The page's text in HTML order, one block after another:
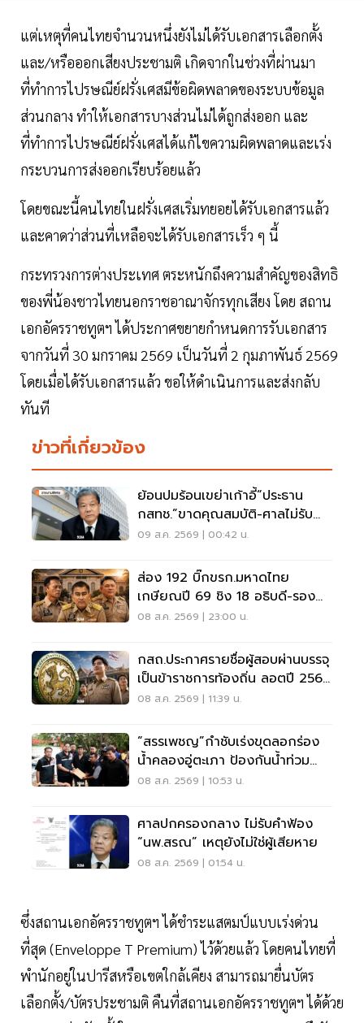
แต่เหตุที่คนไทยจำนวนหนึ่งยังไม่ได้รับเอกสารเลือกตั้ง
และ/หรือออกเสียงประชามติ เกิดจากในช่วงที่ผ่านมา
ที่ทำการไปรษณีย์ฝรั่งเศสมีข้อผิดพลาดของระบบข้อมูล
ส่วนกลาง ทำให้เอกสารบางส่วนไม่ได้ถูกส่งออก และ
ที่ทำการไปรษณีย์ฝรั่งเศสได้แก้ไขความผิดพลาดและเร่ง
กระบวนการส่งออกเรียบร้อยแล้ว
โดยขณะนี้คนไทยในฝรั่งเศสเริ่มทยอยได้รับเอกสารแล้ว
และคาดว่าส่วนที่เหลือจะได้รับเอกสารเร็ว ๆ นี้
กระทรวงการต่างประเทศ ตระหนักถึงความสำคัญของสิทธิ
ของพี่น้องชาวไทยนอกราชอาณาจักรทุกเสียง โดย สถาน
เอกอัครราชทูตฯ ได้ประกาศขยายกำหนดการรับเอกสาร
จากวันที่ 30 มกราคม 2569 เป็นวันที่ 2 กุมภาพันธ์ 2569
โดยเมื่อได้รับเอกสารแล้ว ขอให้ดำเนินการและส่งกลับ
ทันที
ข่าวที่เกี่ยวข้อง
ย้อนปมร้อนเขย่าเก้าอี้“ประธาน
กสทช.”ขาดคุณสมบัติ-ศาลไม่รับคำ
ฟ้อง
09 ส.ค. 2569 | 00:42 น.
ส่อง 192 บิ๊กขรก.มหาดไทย
เกษียณปี 69 ชิง 18 อธิบดี-รอง
ปลัด-ผู้ว่าฯ
08 ส.ค. 2569 | 23:00 น.
กสถ.ประกาศรายชื่อผู้สอบผ่านบรรจุ
เป็นข้าราชการท้องถิ่น ลอตปี 2568
ใหม่
08 ส.ค. 2569 | 11:39 น.
“สรรเพชญ”กำชับเร่งขุดลอกร่อง
น้ำคลองอู่ตะเภา ป้องกันน้ำท่วม
สงขลา
08 ส.ค. 2569 | 10:53 น.
ศาลปกครองกลาง ไม่รับคำฟ้อง
“นพ.สรณ” เหตุยังไม่ใช่ผู้เสียหาย
08 ส.ค. 2569 | 01:54 น.
ซึ่งสถานเอกอัครราชทูตฯ ได้ชำระแสตมป์แบบเร่งด่วน
ที่สุด (Enveloppe T Premium) ไว้ด้วยแล้ว โดยคนไทยที่
พำนักอยู่ในปารีสหรือเขตใกล้เคียง สามารถมายื่นบัตร
เลือกตั้ง/บัตรประชามติ คืนที่สถานเอกอัครราชทูตฯ ได้ด้วย